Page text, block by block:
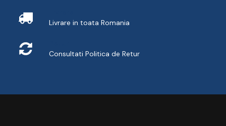
Livrare in toata Romania
Consultati Politica de Retur